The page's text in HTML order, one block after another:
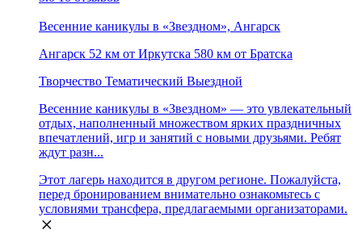
Весенние каникулы в «Звездном», Ангарск
Ангарск 52 км от Иркутска 580 км от Братска
Творчество Тематический Выездной
Весенние каникулы в «Звездном» — это увлекательный
отдых, наполненный множеством ярких праздничных
впечатлений, игр и занятий с новыми друзьями. Ребят
ждут разн...
Этот лагерь находится в другом регионе. Пожалуйста,
перед бронированием внимательно ознакомьтесь с
условиями трансфера, предлагаемыми организаторами.